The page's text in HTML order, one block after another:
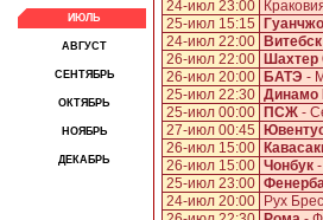
ИЮЛЬ
АВГУСТ
СЕНТЯБРЬ
ОКТЯБРЬ
НОЯБРЬ
ДЕКАБРЬ
24-июл 23:00
25-июл 15:15
24-июл 22:00
Витебск
26-июл 22:00
Шахтер
26-июл 20:00
БАТЭ -
25-июл 22:30 Динамо
25-июл 00:00
ПСЖ -
27-июл 00:45
26-июл 15:00
26-июл 15:00 Чонбук
25-июл 23:00
24-июл 20:00
Рух